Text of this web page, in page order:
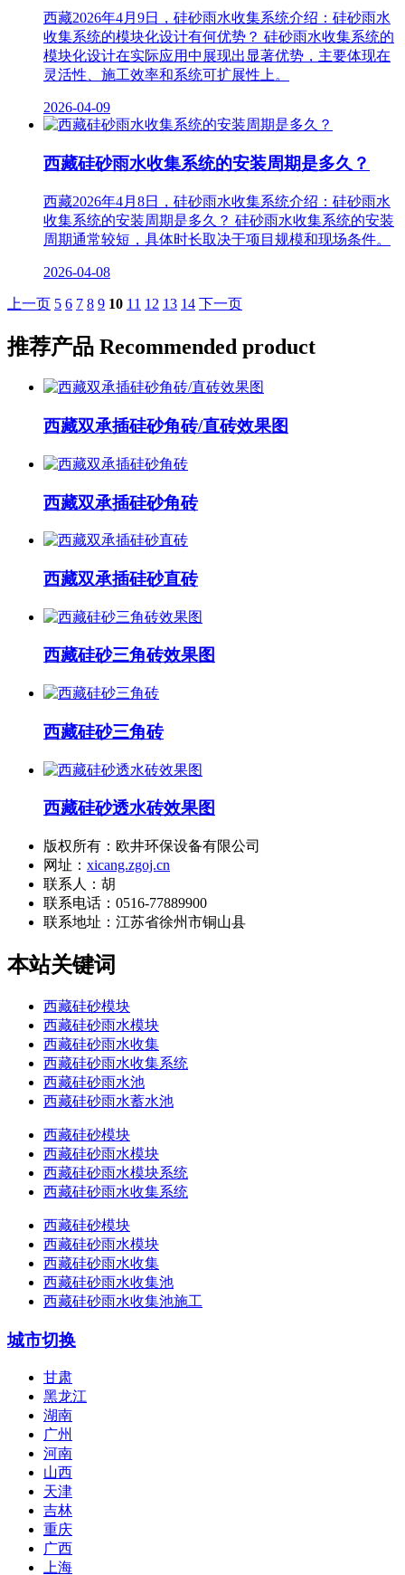
西藏2026年4月9日，硅砂雨水收集系统介绍：硅砂雨水
收集系统的模块化设计有何优势？ 硅砂雨水收集系统的
模块化设计‌在实际应用中展现出显著优势，主要体现在
灵活性、施工效率和系统可扩展性上。
2026-04-09
西藏硅砂雨水收集系统的安装周期是多久？
西藏2026年4月8日，硅砂雨水收集系统介绍：硅砂雨水
收集系统的安装周期是多久？ 硅砂雨水收集系统的安装
周期通常较短，具体时长取决于项目规模和现场条件。
2026-04-08
上一页 5 6 7 8 9 10 11 12 13 14 下一页
推荐产品 Recommended product
西藏双承插硅砂角砖/直砖效果图
西藏双承插硅砂角砖
西藏双承插硅砂直砖
西藏硅砂三角砖效果图
西藏硅砂三角砖
西藏硅砂透水砖效果图
版权所有：欧井环保设备有限公司
网址： xicang.zgoj.cn
联系人：胡
联系电话：0516-77889900
联系地址： 江苏省徐州市铜山县
本站关键词
西藏硅砂模块
西藏硅砂雨水模块
西藏硅砂雨水收集
西藏硅砂雨水收集系统
西藏硅砂雨水池
西藏硅砂雨水蓄水池
西藏硅砂模块
西藏硅砂雨水模块
西藏硅砂雨水模块系统
西藏硅砂雨水收集系统
西藏硅砂模块
西藏硅砂雨水模块
西藏硅砂雨水收集
西藏硅砂雨水收集池
西藏硅砂雨水收集池施工
城市切换
甘肃
黑龙江
湖南
广州
河南
山西
天津
吉林
重庆
广西
上海